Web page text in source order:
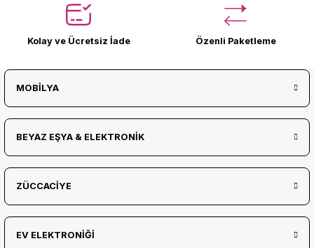
Kolay ve Ücretsiz İade Özenli Paketleme
MOBİLYA
BEYAZ EŞYA & ELEKTRONİK
ZÜCCACİYE
EV ELEKTRONİĞİ